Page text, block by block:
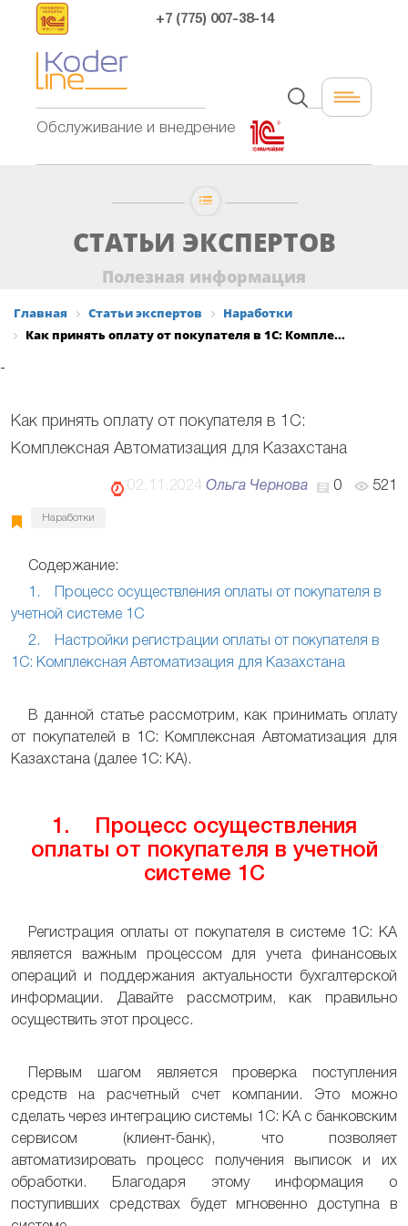
Обслуживание и внедрение
+7 (775) 007-38-14
СТАТЬИ ЭКСПЕРТОВ
Полезная информация
Главная Статьи экспертов
Наработки
Как принять оплату от покупателя в 1C: Компле...
-
Как принять оплату от покупателя в 1C:
Комплексная Автоматизация для Казахстана
0 521
02.11.2024 Ольга Чернова
Наработки
Содержание:
1. Процесс осуществления оплаты от покупателя в
учетной системе 1С
2. Настройки регистрации оплаты от покупателя в
1C: Комплексная Автоматизация для Казахстана
В данной статье рассмотрим, как принимать оплату
от покупателей в 1C: Комплексная Автоматизация для
Казахстана (далее 1C: КА).
1. Процесс осуществления
оплаты от покупателя в учетной
системе 1С
Регистрация оплаты от покупателя в системе 1C: КА
является важным процессом для учета финансовых
операций и поддержания актуальности бухгалтерской
информации. Давайте рассмотрим, как правильно
осуществить этот процесс.
Первым шагом является проверка поступления
средств на расчетный счет компании. Это можно
сделать через интеграцию системы 1C: КА с банковским
сервисом (клиент-банк), что позволяет
автоматизировать процесс получения выписок и их
обработки. Благодаря этому информация о
поступивших средствах будет мгновенно доступна в